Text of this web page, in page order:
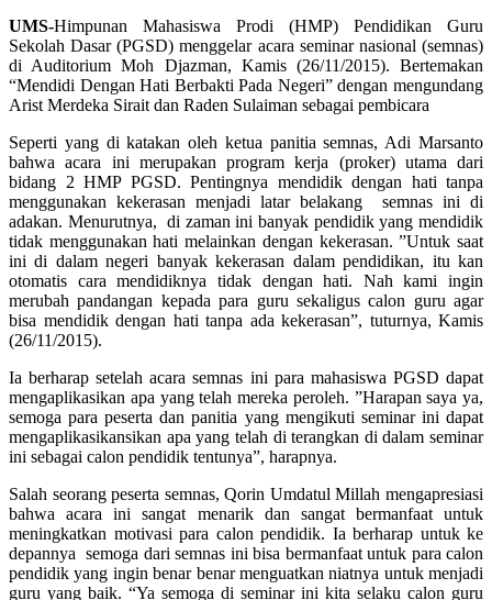
UMS-Himpunan Mahasiswa Prodi (HMP) Pendidikan Guru
Sekolah Dasar (PGSD) menggelar acara seminar nasional (semnas)
di Auditorium Moh Djazman, Kamis (26/11/2015). Bertemakan
“Mendidi Dengan Hati Berbakti Pada Negeri” dengan mengundang
Arist Merdeka Sirait dan Raden Sulaiman sebagai pembicara
Seperti yang di katakan oleh ketua panitia semnas, Adi Marsanto
bahwa acara ini merupakan program kerja (proker) utama dari
bidang 2 HMP PGSD. Pentingnya mendidik dengan hati tanpa
menggunakan kekerasan menjadi latar belakang semnas ini di
adakan. Menurutnya, di zaman ini banyak pendidik yang mendidik
tidak menggunakan hati melainkan dengan kekerasan. ”Untuk saat
ini di dalam negeri banyak kekerasan dalam pendidikan, itu kan
otomatis cara mendidiknya tidak dengan hati. Nah kami ingin
merubah pandangan kepada para guru sekaligus calon guru agar
bisa mendidik dengan hati tanpa ada kekerasan”, tuturnya, Kamis
(26/11/2015).
Ia berharap setelah acara semnas ini para mahasiswa PGSD dapat
mengaplikasikan apa yang telah mereka peroleh. ”Harapan saya ya,
semoga para peserta dan panitia yang mengikuti seminar ini dapat
mengaplikasikansikan apa yang telah di terangkan di dalam seminar
ini sebagai calon pendidik tentunya”, harapnya.
Salah seorang peserta semnas, Qorin Umdatul Millah mengapresiasi
bahwa acara ini sangat menarik dan sangat bermanfaat untuk
meningkatkan motivasi para calon pendidik. Ia berharap untuk ke
depannya semoga dari semnas ini bisa bermanfaat untuk para calon
pendidik yang ingin benar benar menguatkan niatnya untuk menjadi
guru yang baik. “Ya semoga di seminar ini kita selaku calon guru